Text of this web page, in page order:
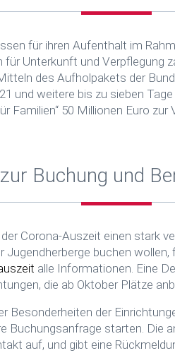
für ihren Aufenthalt im
Unterkunft und Verpflegung
des Aufholpakets der
und weitere bis zu sieben
Familien“ 50 Millionen Euro zur
Buchung und
Corona-Auszeit einen stark
Jugendherberge buchen
alle Informationen. Eine
die ab Oktober Plätze
Besonderheiten der
Buchungsanfrage starten. Die
auf, und gibt eine